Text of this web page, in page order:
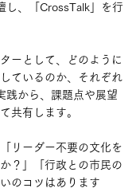
し、「CrossTalk」を行
ーとして、どのように
ているのか、それぞれ
践から、課題点や展望
共有します。
リーダー不要の文化を
？」「行政との市民の
のコツはあります